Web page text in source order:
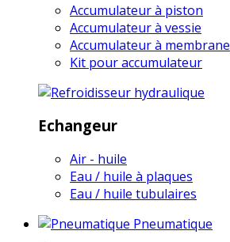
Accumulateur à piston
Accumulateur à vessie
Accumulateur à membrane
Kit pour accumulateur
Echangeur
Air - huile
Eau / huile à plaques
Eau / huile tubulaires
Pneumatique